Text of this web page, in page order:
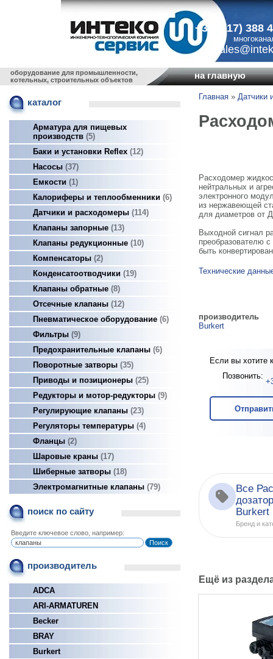
+375 (17) 388
оборудование для промышленности,
котельных, строительных объектов
на главную
каталог
Арматура для пищевых
производств 5
Баки и установки Reflex 12
Насосы 37
Емкости
1
Калориферы и теплообменники 6
Датчики и расходомеры 114
Клапаны запорные 13
Клапаны редукционные 10
Компенсаторы 2
Конденсатоотводчики
19
Клапаны обратные 8
Отсечные клапаны 12
Пневматическое оборудование 6
Фильтры 9
Предохранительные клапаны 6
Поворотные затворы 35
Приводы и позиционеры 25
Редукторы и мотор-редукторы 9
Регулирующие клапаны 23
Регуляторы температуры 4
Фланцы 2
Шаровые краны 17
Шиберные затворы 18
Электромагнитные клапаны 79
поиск по сайту
Введите ключевое слово, например:
производитель
ADCA
ARI-ARMATUREN
Becker
BRAY
Burkert
Главная » Датчики
Расходомер
нейтральных и
электронного
из нержавеющей
для диаметров от
Выходной сигнал
преобразователю
быть
Технические
производитель
Burkert
Если вы хотите
Позвонить:
Все
Burkert
Бренд и
Ещё из